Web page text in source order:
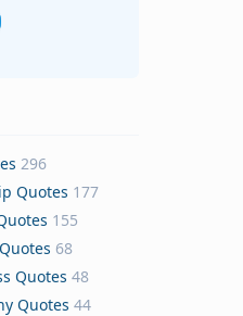
296
Quotes 177
155
68
Quotes 48
Quotes 44